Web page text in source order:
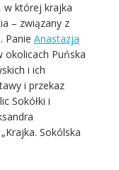
w której krajka
– związany z
Panie Anastazja
okolicach Puńska
i ich
i przekaz
Sokółki i
Sokólska